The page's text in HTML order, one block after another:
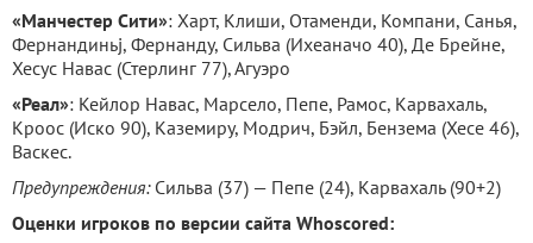
«Манчестер Сити»: Харт, Клиши, Отаменди, Компани, Санья,
Фернандиньj, Фернанду, Сильва (Ихеаначо 40), Де Брейне,
Хесус Навас (Стерлинг 77), Агуэро
«Реал»: Кейлор Навас, Марсело, Пепе, Рамос, Карвахаль,
Кроос (Иско 90), Каземиру, Модрич, Бэйл, Бензема (Хесе 46),
Васкес.
Предупреждения: Сильва (37) — Пепе (24), Карвахаль (90+2)
Оценки игроков по версии сайта Whoscored: